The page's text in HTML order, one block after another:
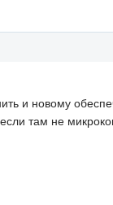
и новому
там не